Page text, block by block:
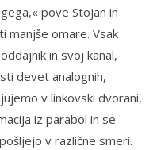
pove Stojan in
manjše omare. Vsak
in svoj kanal,
devet analognih,
v linkovski dvorani,
iz parabol in se
v različne smeri.